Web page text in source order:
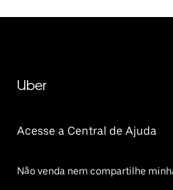
Uber
Acesse a Central de Ajuda
Não venda nem compartilhe